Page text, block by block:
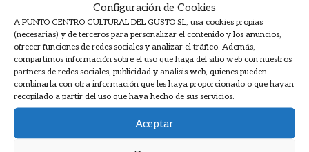
Configuración de Cookies
A PUNTO CENTRO CULTURAL DEL GUSTO SL, usa cookies propias
(necesarias) y de terceros para personalizar el contenido y los anuncios,
ofrecer funciones de redes sociales y analizar el tráfico. Además,
compartimos información sobre el uso que haga del sitio web con nuestros
partners de redes sociales, publicidad y análisis web, quienes pueden
combinarla con otra información que les haya proporcionado o que hayan
recopilado a partir del uso que haya hecho de sus servicios.
Aceptar